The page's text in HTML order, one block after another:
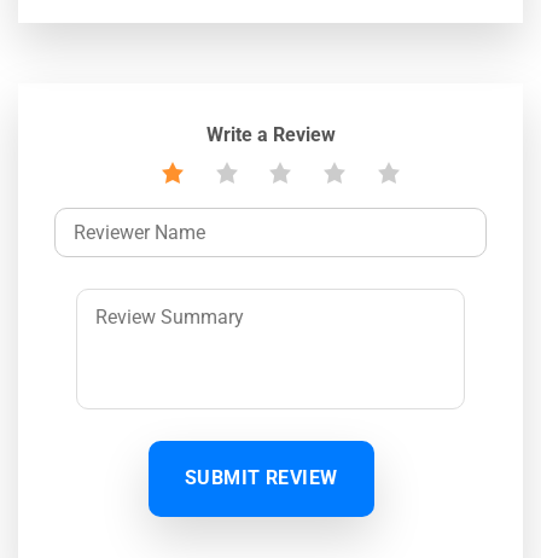
Write a Review
SUBMIT REVIEW